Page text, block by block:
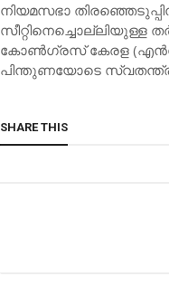
നിയമസഭാ
സീറ്റിനെച്ചൊല്ലിയുള്ള
കോൺഗ്രസ് കേരള
പിന്തുണയോടെ
SHARE THIS